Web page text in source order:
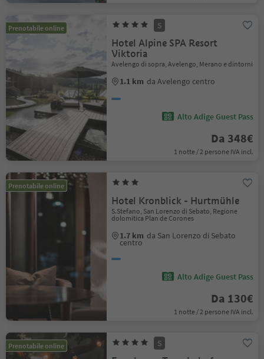
Prenotabile online S
Hotel Alpine SPA Resort
Viktoria
Avelengo di sopra, Avelengo, Merano e dintorni
1.1 km da Avelengo centro
Alto Adige Guest Pass
Da 348€
1 notte / 2 persone IVA incl.
Prenotabile online
Hotel Kronblick - Hurtmühle
S.Stefano, San Lorenzo di Sebato, Regione
dolomitica Plan de Corones
1.7 km da San Lorenzo di Sebato
centro
Alto Adige Guest Pass
Da 130€
1 notte / 2 persone IVA incl.
Prenotabile online S